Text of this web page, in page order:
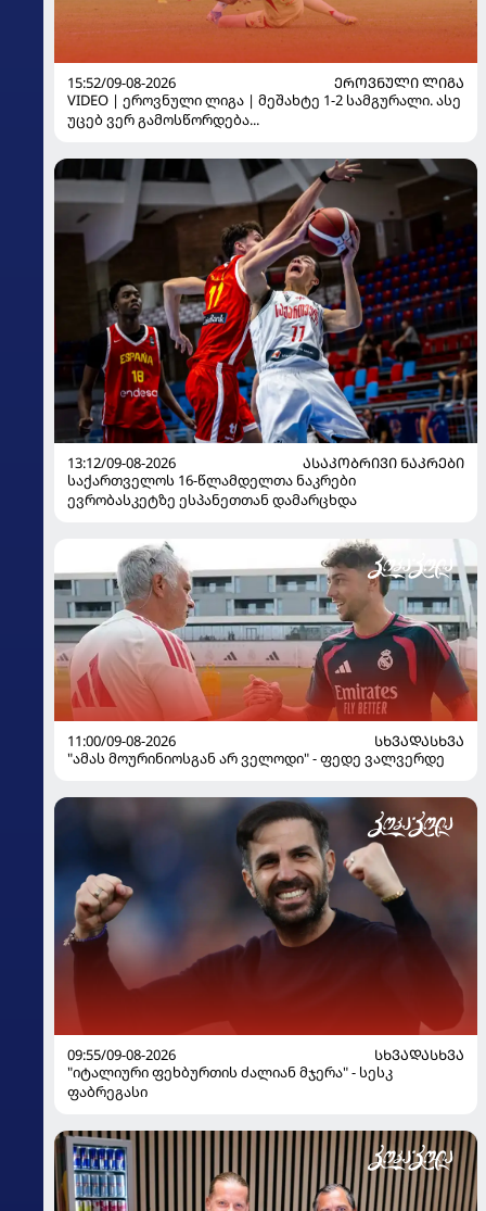
15:52/09-08-2026
ᲔᲠᲝᲕᲜᲣᲚᲘ ᲚᲘᲒᲐ
VIDEO | ეროვნული ლიგა | მეშახტე 1-2 სამგურალი. ასე
უცებ ვერ გამოსწორდება...
13:12/09-08-2026
ᲐᲡᲐᲙᲝᲑᲠᲘᲕᲘ ᲜᲐᲙᲠᲔᲑᲘ
საქართველოს 16-წლამდელთა ნაკრები
ევრობასკეტზე ესპანეთთან დამარცხდა
11:00/09-08-2026
ᲡᲮᲕᲐᲓᲐᲡᲮᲕᲐ
"ამას მოურინიოსგან არ ველოდი" - ფედე ვალვერდე
09:55/09-08-2026
ᲡᲮᲕᲐᲓᲐᲡᲮᲕᲐ
"იტალიური ფეხბურთის ძალიან მჯერა" - სესკ
ფაბრეგასი